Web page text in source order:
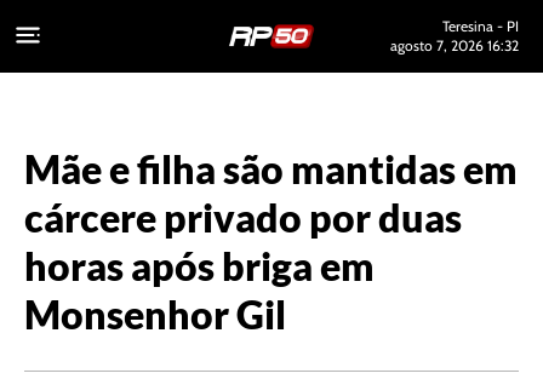
Teresina - PI
agosto 7, 2026 16:32
Mãe e filha são mantidas em
cárcere privado por duas
horas após briga em
Monsenhor Gil